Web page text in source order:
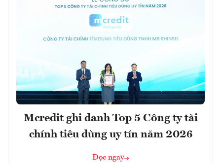
Mcredit ghi danh Top 5 Công ty tài
chính tiêu dùng uy tín năm 2026
Đọc ngay